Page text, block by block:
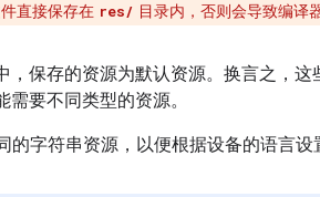
直接保存在 res/ 目录内，否则会导致编译
，保存的资源为默认资源。换言之，
要不同类型的资源。
的字符串资源，以便根据设备的语言设